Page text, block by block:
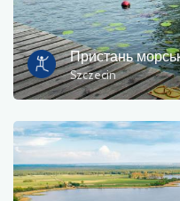
Пристань
Szczecin